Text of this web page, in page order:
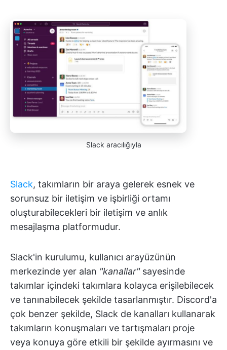
Slack aracılığıyla
Slack, takımların bir araya gelerek esnek ve
sorunsuz bir iletişim ve işbirliği ortamı
oluşturabilecekleri bir iletişim ve anlık
mesajlaşma platformudur.
Slack'in kurulumu, kullanıcı arayüzünün
merkezinde yer alan "kanallar"sayesinde
takımlar içindeki takımlara kolayca erişilebilecek
ve tanınabilecek şekilde tasarlanmıştır. Discord'a
çok benzer şekilde, Slack de kanalları kullanarak
takımların konuşmaları ve tartışmaları proje
veya konuya göre etkili bir şekilde ayırmasını ve